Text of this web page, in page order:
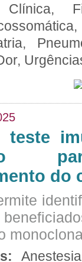
teste
do